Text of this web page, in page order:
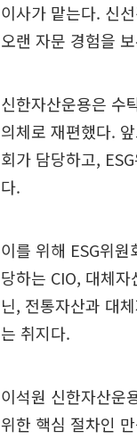
이사가 맡는다. 신
오랜 자문 경험을
신한자산운용은 수
의체로 재편했다.
회가 담당하고,
다.
이를 위해 ESG위
당하는 CIO, 대체
닌, 전통자산과 대
는 취지다.
이석원 신한자산운
위한 핵심 절차인